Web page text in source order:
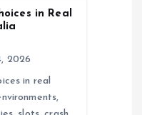
in Real
2026
in real